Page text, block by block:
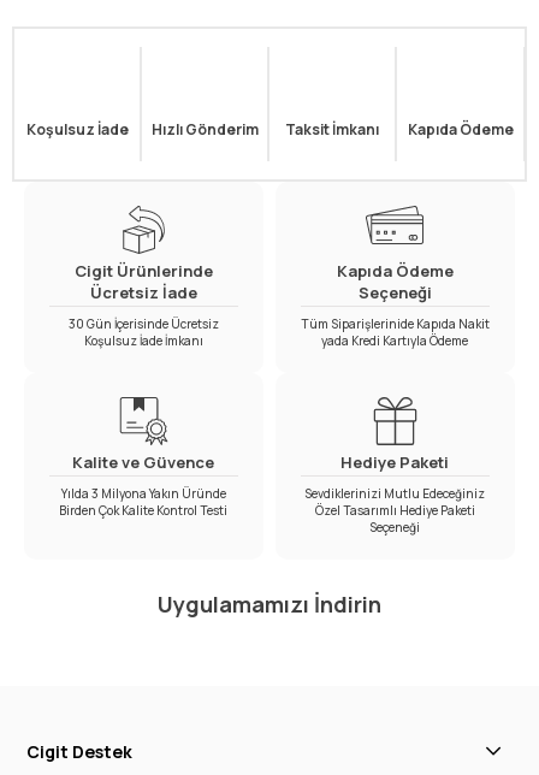
Koşulsuz İade Hızlı Gönderim Taksit İmkanı Kapıda Ödeme
Cigit Ürünlerinde
Ücretsiz İade
30 Gün İçerisinde Ücretsiz
Koşulsuz İade İmkanı
Kapıda Ödeme
Seçeneği
Tüm Siparişlerinide Kapıda Nakit
yada Kredi Kartıyla Ödeme
Kalite ve Güvence
Yılda 3 Milyona Yakın Üründe
Birden Çok Kalite Kontrol Testi
Hediye Paketi
Sevdiklerinizi Mutlu Edeceğiniz
Özel Tasarımlı Hediye Paketi
Seçeneği
Uygulamamızı İndirin
Cigit Destek